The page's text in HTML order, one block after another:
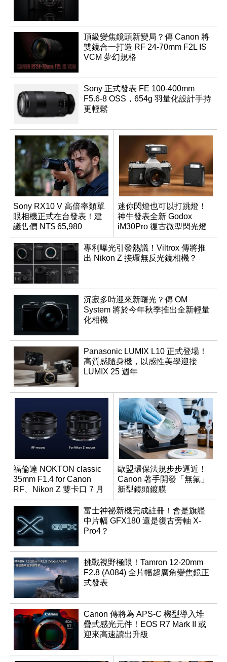
頂級變焦鏡頭新變局？傳 Canon 將
雙鏡合一打造 RF 24-70mm F2L IS
VCM 夢幻規格
Sony 正式發表 FE 100-400mm
F5.6-8 OSS，654g 羽量化設計手持
更輕鬆
Sony RX10 V 高倍率類單
眼相機正式在台發表！建
議售價 NT$ 65,980
迷你閃燈也可以打跳燈！
神牛發表全新 Godox
iM30Pro 復古微型閃光燈
專利曝光引發熱議！Viltrox 傳將推
出 Nikon Z 接環無反光鏡相機？
沉寂多時迎來新曙光？傳 OM
System 將於今年秋季推出全新輕量
化相機
Panasonic LUMIX L10 正式登場！
高質感隨身機，以感性美學迎接
LUMIX 25 週年
福倫達 NOKTON classic
35mm F1.4 for Canon
RF、Nikon Z 雙卡口 7 月
同步登台
歐盟環保法規步步逼近！
Canon 著手開發「無氟」
新型鏡頭鍍膜
富士神祕新機完成註冊！會是旗艦
中片幅 GFX180 還是復古旁軸 X-
Pro4？
挑戰視野極限！Tamron 12-20mm
F2.8 (A084) 全片幅超廣角變焦鏡正
式發表
Canon 傳將為 APS-C 機型導入堆
疊式感光元件！EOS R7 Mark II 或
迎來高速讀出升級